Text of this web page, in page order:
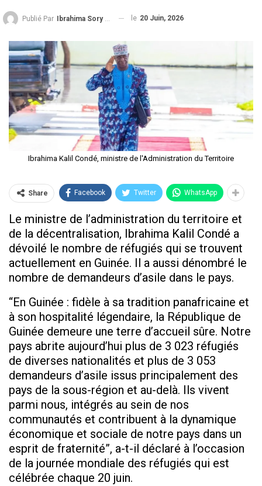
Publié Par Ibrahima Sory Diallo le 20 Juin, 2026
Ibrahima Kalil Condé, ministre de l'Administration du Territoire
Share Facebook Twitter WhatsApp
Le ministre de l’administration du territoire et
de la décentralisation, Ibrahima Kalil Condé a
dévoilé le nombre de réfugiés qui se trouvent
actuellement en Guinée. Il a aussi dénombré le
nombre de demandeurs d’asile dans le pays.
“En Guinée : fidèle à sa tradition panafricaine et
à son hospitalité légendaire, la République de
Guinée demeure une terre d’accueil sûre. Notre
pays abrite aujourd’hui plus de 3 023 réfugiés
de diverses nationalités et plus de 3 053
demandeurs d’asile issus principalement des
pays de la sous-région et au-delà. Ils vivent
parmi nous, intégrés au sein de nos
communautés et contribuent à la dynamique
économique et sociale de notre pays dans un
esprit de fraternité”, a-t-il déclaré à l’occasion
de la journée mondiale des réfugiés qui est
célébrée chaque 20 juin.